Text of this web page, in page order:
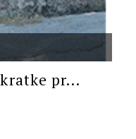
pr...